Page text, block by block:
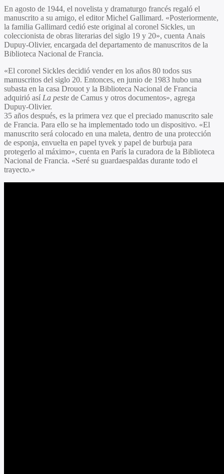
En agosto de 1944, el novelista y dramaturgo francés regaló el
manuscrito a su amigo, el editor Michel Gallimard. «Posteriormente,
la familia Gallimard cedió este original al coronel Sickles, un
coleccionista de obras literarias del siglo 19 y 20», cuenta Anais
Dupuy-Olivier, encargada del departamento de manuscritos de la
Biblioteca Nacional de Francia.
«El coronel Sickles decidió vender en los años 80 todos sus
manuscritos del siglo 20. Entonces, en junio de 1983 hubo una
subasta en la casa Drouot y la Biblioteca Nacional de Francia
adquirió así La peste de Camus y otros documentos», agrega
Dupuy-Olivier.
35 años después, es la primera vez que el preciado manuscrito sale
de Francia. Para ello se ha implementado todo un dispositivo. «El
manuscrito será colocado en una maleta, dentro de una protección
de esponja, envuelta en papel tyvek y papel de burbuja para
protegerlo al máximo», cuenta en París la curadora de la Biblioteca
Nacional de Francia. «Seré su guardaespaldas durante todo el
trayecto.»